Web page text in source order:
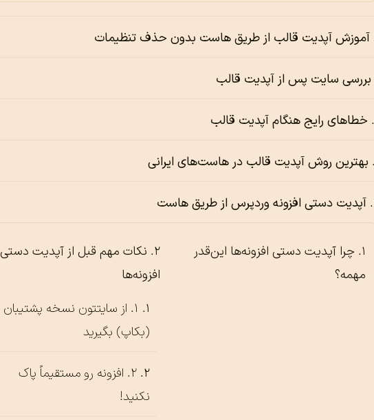
آموزش آپدیت قالب از طریق هاست بدون حذف تنظیمات
بررسی سایت پس از آپدیت قالب
خطاهای رایج هنگام آپدیت قالب
بهترین روش آپدیت قالب در هاست‌های ایرانی
آپدیت دستی افزونه وردپرس از طریق هاست
چرا آپدیت دستی افزونه‌ها این‌قدر
مهمه؟
نکات مهم قبل از آپدیت دستی
افزونه‌ها
۱. از سایتتون نسخه پشتیبان
(بکاپ) بگیرید
۲. افزونه رو مستقیماً پاک
نکنید!